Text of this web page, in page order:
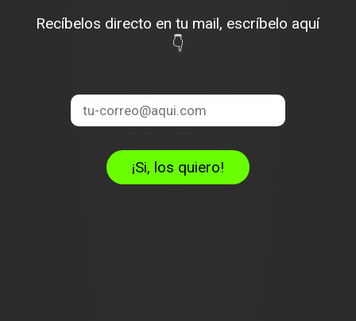
Recíbelos directo en tu mail, escríbelo aquí
👇